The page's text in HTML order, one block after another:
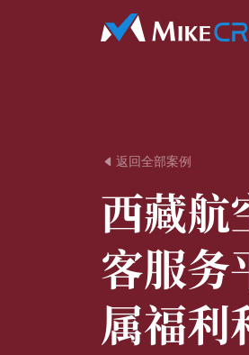
 返回全部案例
西藏航
客服务
属福利